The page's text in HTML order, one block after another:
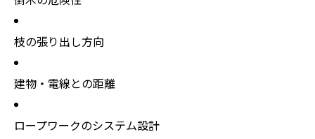
枝の張り出し方向
建物・電線との距離
ロープワークのシステム設計